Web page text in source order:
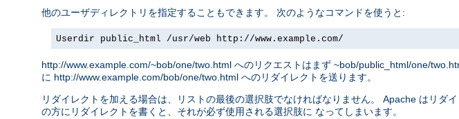
他のユーザディレクトリを指定することもできます。 次のようなコマンドを使うと:
Userdir public_html /usr/web http://www.example.com/
http://www.example.com/~bob/one/two.html へのリクエストはまず ~bob/public_html/one/
に http://www.example.com/bob/one/two.html へのリダイレクトを送ります。
リダイレクトを加える場合は、リストの最後の選択肢でなければなりません。 Apache はリダ
の方にリダイレクトを書くと、それが必ず使用される選択肢に なってしまいます。